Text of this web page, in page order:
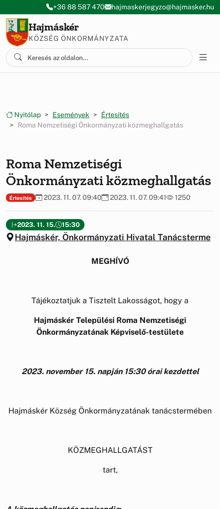
Ugrás a menüre
Ugrás a tartalomra
+36 88 587 470 hajmaskerjegyzo@hajmasker.hu
Hajmáskér
KÖZSÉG ÖNKORMÁNYZATA
Nyitólap Események
Értesítés
Roma Nemzetiségi Önkormányzati közmeghallgatás
Roma Nemzetiségi
Önkormányzati közmeghallgatás
Értesítés 2023. 11. 07. 09:40 2023. 11. 07. 09:41 1250
2023. 11. 15. 15:30
Hajmáskér, Önkormányzati Hivatal Tanácsterme
MEGHÍVÓ
Tájékoztatjuk a Tisztelt Lakosságot, hogy a
Hajmáskér Települési Roma Nemzetiségi
Önkormányzatának Képviselő-testülete
2023. november 15. napján 15:30 órai kezdettel
Hajmáskér Község Önkormányzatának tanácstermében
KÖZMEGHALLGATÁST
tart,